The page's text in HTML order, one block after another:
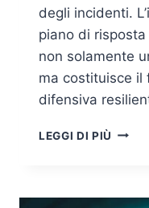
degli incidenti.
piano di
non solamente
ma costituisce il
difensiva
LEGGI DI PIÙ COME
DI